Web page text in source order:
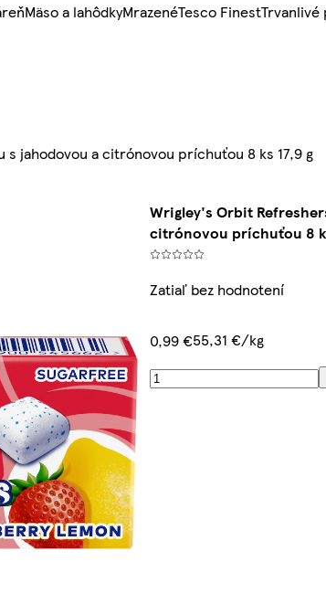
Mäso a lahôdkyMrazenéTesco FinestTrvanlivé
jahodovou a citrónovou príchuťou 8 ks 17,9 g
Wrigley's Orbit
citrónovou príchuťou 8
Zatiaľ bez hodnotení
0,99 €55,31 €/kg